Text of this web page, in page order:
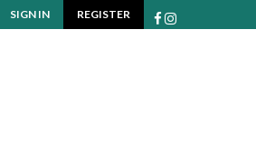
SIGN IN REGISTER